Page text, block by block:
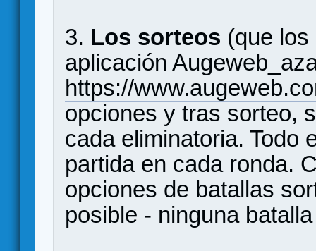
3. Los sorteos (que
aplicación
https://
opciones y tras sorteo,
cada eliminatoria. Todo
partida en cada ronda.
opciones de batallas
posible - ninguna